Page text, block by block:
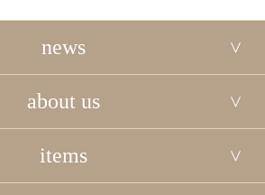
news
about us
items